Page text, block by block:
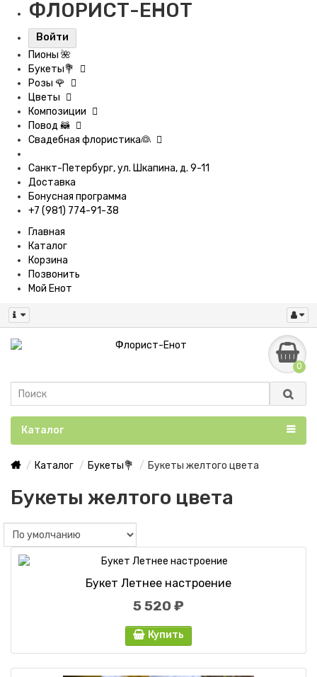
ФЛОРИСТ-ЕНОТ
Войти
Пионы 🌺
Букеты💐
Розы 🌹
Цветы
Композиции
Повод 🦝
Свадебная флористика👰
Санкт-Петербург, ул. Шкапина, д. 9-11
Доставка
Бонусная программа
+7 (981) 774-91-38
Главная
Каталог
Корзина
Позвонить
Мой Енот
0
Каталог
Каталог Букеты💐 Букеты желтого цвета
Букеты желтого цвета
Букет Летнее настроение
5 520 ₽
Купить